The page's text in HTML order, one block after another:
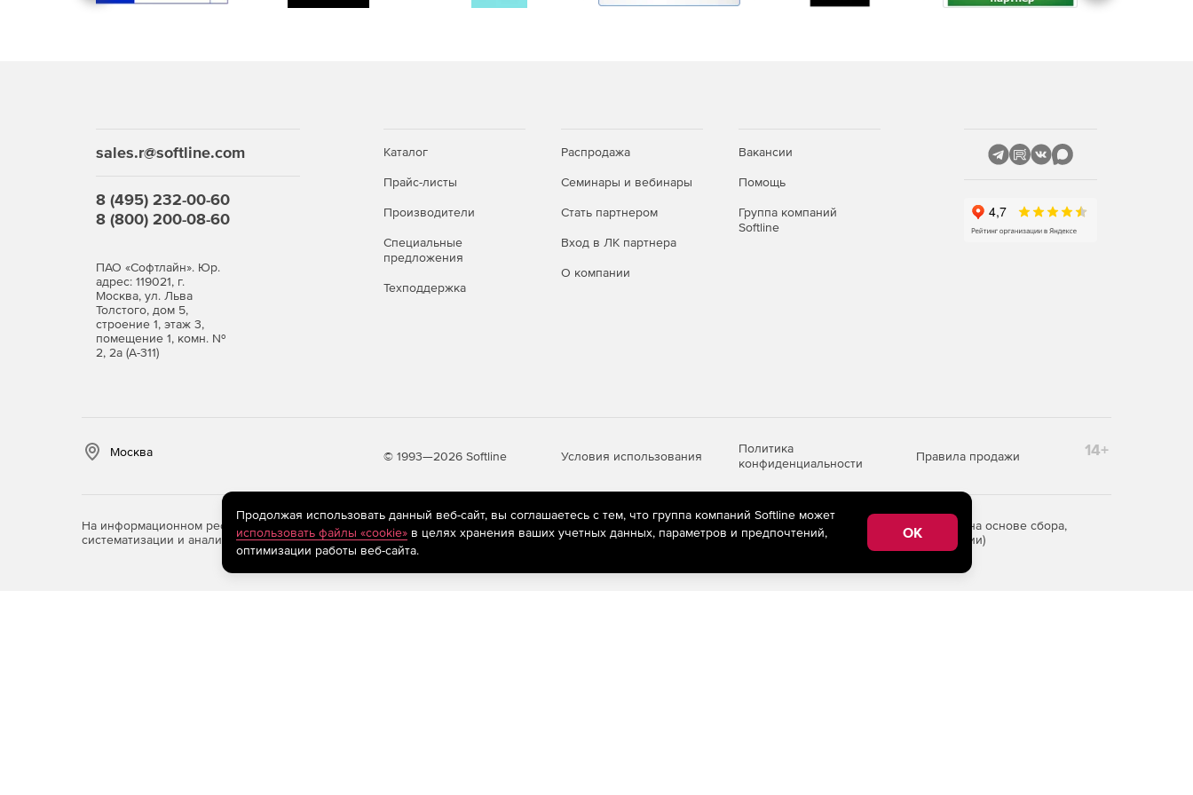
sales.r@softline.com
8 (495) 232-00-60
8 (800) 200-08-60
ПАО «Софтлайн». Юр.
адрес: 119021, г.
Москва, ул. Льва
Толстого, дом 5,
строение 1, этаж 3,
помещение 1, комн. №
2, 2а (А-311)
Каталог
Прайс-листы
Производители
Специальные
предложения
Техподдержка
Распродажа
Семинары и вебинары
Стать партнером
Вход в ЛК партнера
О компании
Вакансии
Помощь
Группа компаний
Softline
Москва © 1993—2026 Softline Условия использования
Политика
конфиденциальности
Правила продажи 14+
На информационном ресурсе store.softline.ru применяются рекомендательные технологии
(информационные технологии предоставления информации на основе сбора,
систематизации и анализа сведений, относящихся к предпочтениям пользователей сети «Интернет», находящихся на территории Российской Федерации)
Продолжая использовать данный веб-сайт, вы соглашаетесь с тем, что группа компаний Softline может
использовать файлы «cookie»в целях хранения ваших учетных данных, параметров и предпочтений,
оптимизации работы веб-сайта.
OK